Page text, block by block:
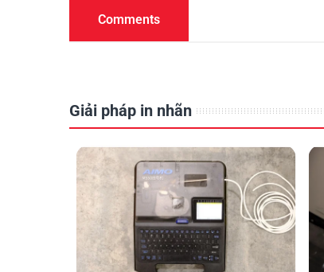
Comments
Giải pháp in nhãn